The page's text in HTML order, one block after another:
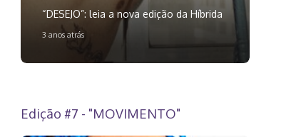
“DESEJO”: leia a nova edição da Híbrida
3 anos atrás
Edição #7 - "MOVIMENTO"